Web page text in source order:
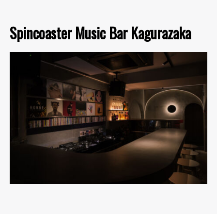
Spincoaster Music Bar Kagurazaka